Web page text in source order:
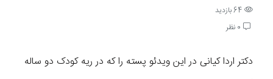
64 بازدید
0 نظر
دکتر اردا کیانی در این ویدئو پسته را که در ریه کودک دو ساله‌